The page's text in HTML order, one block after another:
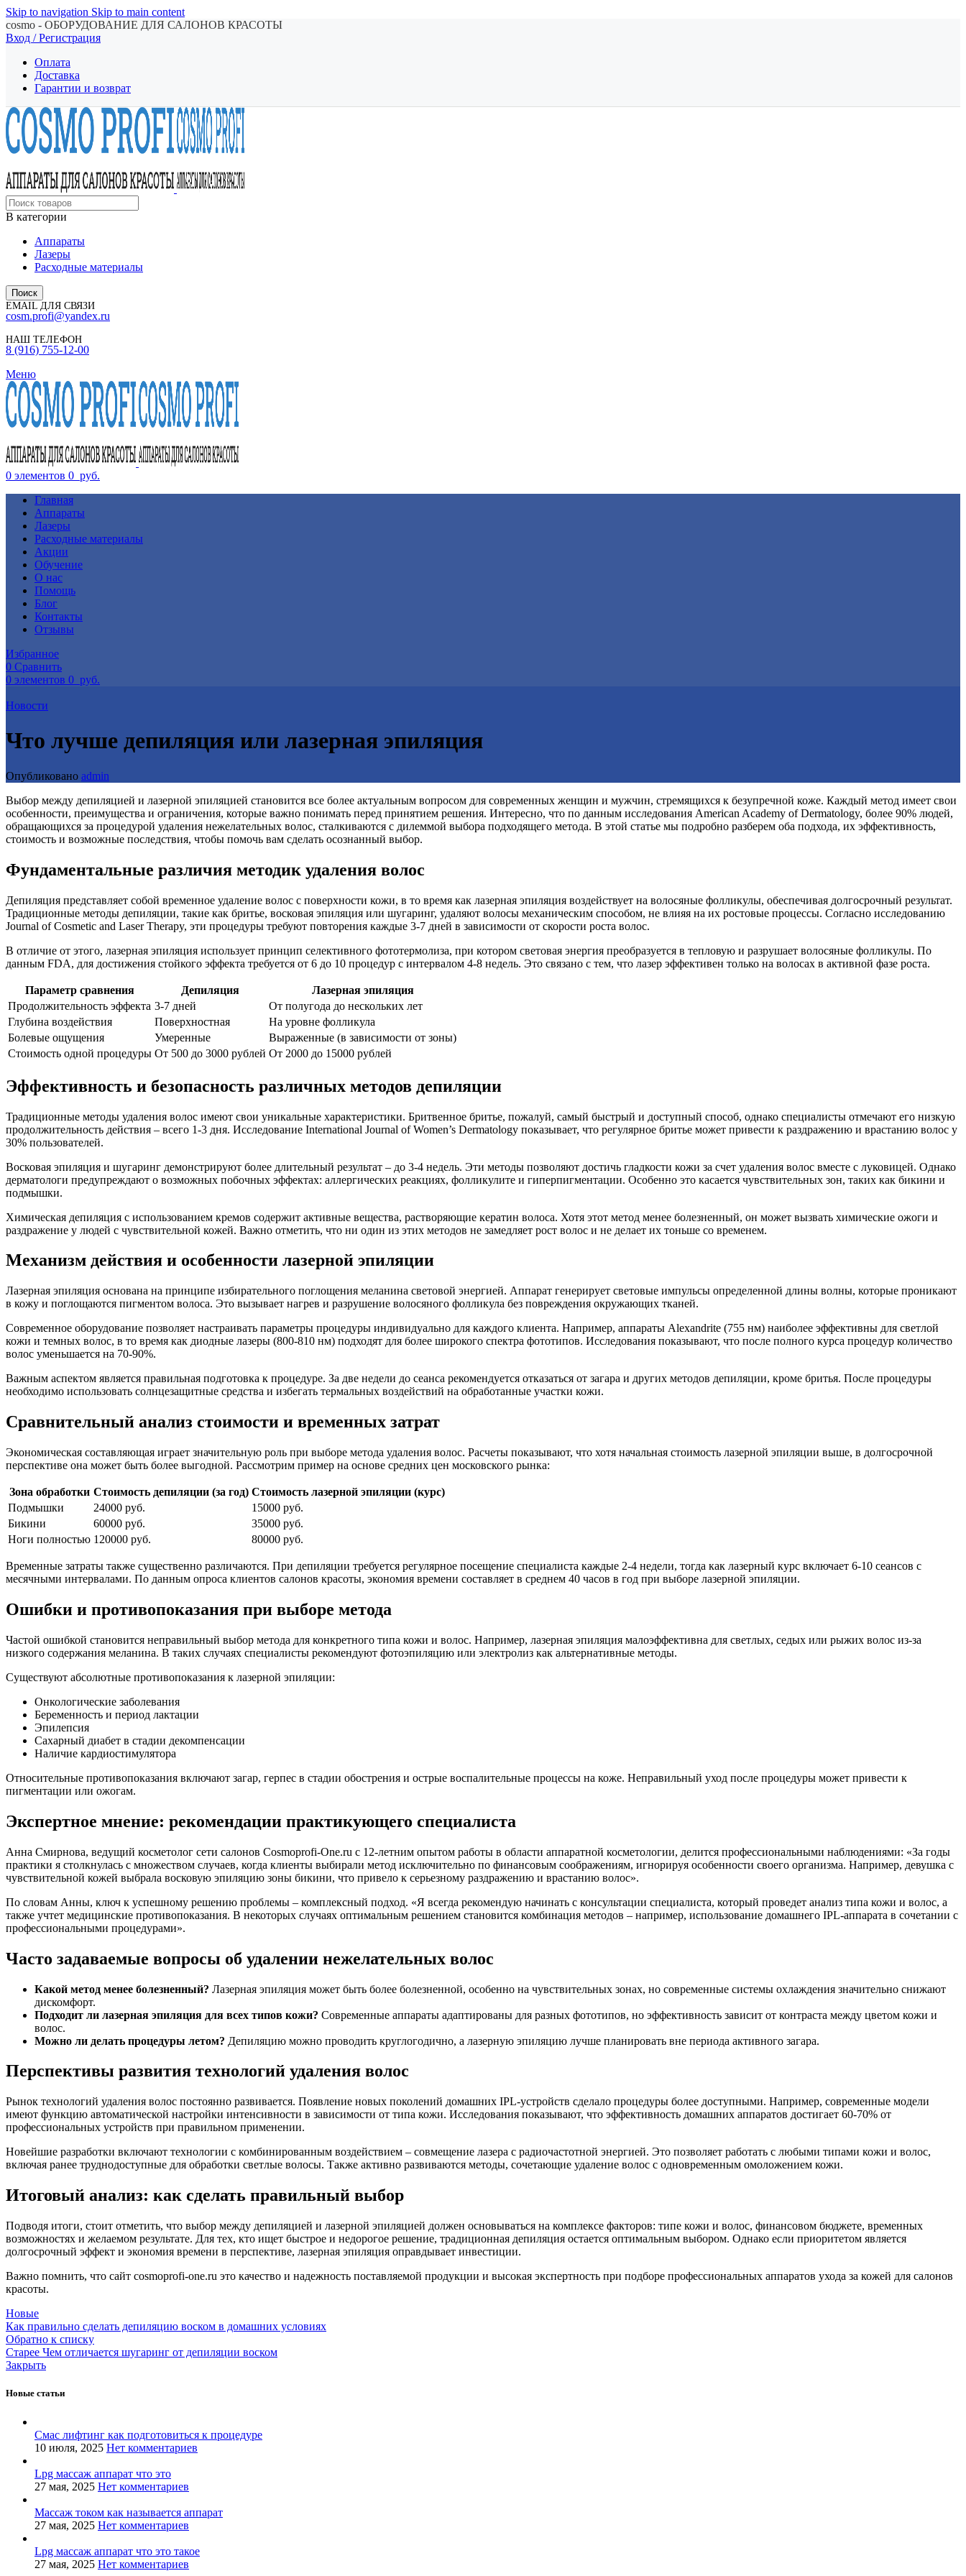
Skip to navigation Skip to main content
cosmo - ОБОРУДОВАНИЕ ДЛЯ САЛОНОВ КРАСОТЫ
Вход / Регистрация
Оплата
Доставка
Гарантии и возврат
В категории
Аппараты
Лазеры
Расходные материалы
Поиск
EMAIL ДЛЯ СВЯЗИ
cosm.profi@yandex.ru
НАШ ТЕЛЕФОН
8 (916) 755-12-00
Меню
0 элементов 0 руб.
Главная
Аппараты
Лазеры
Расходные материалы
Акции
Обучение
О нас
Помощь
Блог
Контакты
Отзывы
Избранное
0 Сравнить
0 элементов 0 руб.
Новости
Что лучше депиляция или лазерная эпиляция
Опубликовано admin
Выбор между депиляцией и лазерной эпиляцией становится все более актуальным вопросом для современных женщин и мужчин, стремящихся к безупречной коже. Каждый метод имеет свои
особенности, преимущества и ограничения, которые важно понимать перед принятием решения. Интересно, что по данным исследования American Academy of Dermatology, более 90% людей,
обращающихся за процедурой удаления нежелательных волос, сталкиваются с дилеммой выбора подходящего метода. В этой статье мы подробно разберем оба подхода, их эффективность,
стоимость и возможные последствия, чтобы помочь вам сделать осознанный выбор.
Фундаментальные различия методик удаления волос
Депиляция представляет собой временное удаление волос с поверхности кожи, в то время как лазерная эпиляция воздействует на волосяные фолликулы, обеспечивая долгосрочный результат.
Традиционные методы депиляции, такие как бритье, восковая эпиляция или шугаринг, удаляют волосы механическим способом, не влияя на их ростовые процессы. Согласно исследованию
Journal of Cosmetic and Laser Therapy, эти процедуры требуют повторения каждые 3-7 дней в зависимости от скорости роста волос.
В отличие от этого, лазерная эпиляция использует принцип селективного фототермолиза, при котором световая энергия преобразуется в тепловую и разрушает волосяные фолликулы. По
данным FDA, для достижения стойкого эффекта требуется от 6 до 10 процедур с интервалом 4-8 недель. Это связано с тем, что лазер эффективен только на волосах в активной фазе роста.
Параметр сравнения Депиляция
Лазерная эпиляция
Продолжительность эффекта 3-7 дней
От полугода до нескольких лет
Глубина воздействия
Поверхностная
На уровне фолликула
Болевые ощущения
Умеренные
Выраженные (в зависимости от зоны)
Стоимость одной процедуры От 500 до 3000 рублей От 2000 до 15000 рублей
Эффективность и безопасность различных методов депиляции
Традиционные методы удаления волос имеют свои уникальные характеристики. Бритвенное бритье, пожалуй, самый быстрый и доступный способ, однако специалисты отмечают его низкую
продолжительность действия – всего 1-3 дня. Исследование International Journal of Women’s Dermatology показывает, что регулярное бритье может привести к раздражению и врастанию волос у
30% пользователей.
Восковая эпиляция и шугаринг демонстрируют более длительный результат – до 3-4 недель. Эти методы позволяют достичь гладкости кожи за счет удаления волос вместе с луковицей. Однако
дерматологи предупреждают о возможных побочных эффектах: аллергических реакциях, фолликулите и гиперпигментации. Особенно это касается чувствительных зон, таких как бикини и
подмышки.
Химическая депиляция с использованием кремов содержит активные вещества, растворяющие кератин волоса. Хотя этот метод менее болезненный, он может вызвать химические ожоги и
раздражение у людей с чувствительной кожей. Важно отметить, что ни один из этих методов не замедляет рост волос и не делает их тоньше со временем.
Механизм действия и особенности лазерной эпиляции
Лазерная эпиляция основана на принципе избирательного поглощения меланина световой энергией. Аппарат генерирует световые импульсы определенной длины волны, которые проникают
в кожу и поглощаются пигментом волоса. Это вызывает нагрев и разрушение волосяного фолликула без повреждения окружающих тканей.
Современное оборудование позволяет настраивать параметры процедуры индивидуально для каждого клиента. Например, аппараты Alexandrite (755 нм) наиболее эффективны для светлой
кожи и темных волос, в то время как диодные лазеры (800-810 нм) подходят для более широкого спектра фототипов. Исследования показывают, что после полного курса процедур количество
волос уменьшается на 70-90%.
Важным аспектом является правильная подготовка к процедуре. За две недели до сеанса рекомендуется отказаться от загара и других методов депиляции, кроме бритья. После процедуры
необходимо использовать солнцезащитные средства и избегать термальных воздействий на обработанные участки кожи.
Сравнительный анализ стоимости и временных затрат
Экономическая составляющая играет значительную роль при выборе метода удаления волос. Расчеты показывают, что хотя начальная стоимость лазерной эпиляции выше, в долгосрочной
перспективе она может быть более выгодной. Рассмотрим пример на основе средних цен московского рынка:
Зона обработки Стоимость депиляции (за год) Стоимость лазерной эпиляции (курс)
Подмышки
24000 руб.
15000 руб.
Бикини
60000 руб.
35000 руб.
Ноги полностью 120000 руб. 80000 руб.
Временные затраты также существенно различаются. При депиляции требуется регулярное посещение специалиста каждые 2-4 недели, тогда как лазерный курс включает 6-10 сеансов с
месячными интервалами. По данным опроса клиентов салонов красоты, экономия времени составляет в среднем 40 часов в год при выборе лазерной эпиляции.
Ошибки и противопоказания при выборе метода
Частой ошибкой становится неправильный выбор метода для конкретного типа кожи и волос. Например, лазерная эпиляция малоэффективна для светлых, седых или рыжих волос из-за
низкого содержания меланина. В таких случаях специалисты рекомендуют фотоэпиляцию или электролиз как альтернативные методы.
Существуют абсолютные противопоказания к лазерной эпиляции:
Онкологические заболевания
Беременность и период лактации
Эпилепсия
Сахарный диабет в стадии декомпенсации
Наличие кардиостимулятора
Относительные противопоказания включают загар, герпес в стадии обострения и острые воспалительные процессы на коже. Неправильный уход после процедуры может привести к
пигментации или ожогам.
Экспертное мнение: рекомендации практикующего специалиста
Анна Смирнова, ведущий косметолог сети салонов Cosmoprofi-One.ru с 12-летним опытом работы в области аппаратной косметологии, делится профессиональными наблюдениями: «За годы
практики я столкнулась с множеством случаев, когда клиенты выбирали метод исключительно по финансовым соображениям, игнорируя особенности своего организма. Например, девушка с
чувствительной кожей выбрала восковую эпиляцию зоны бикини, что привело к серьезному раздражению и врастанию волос».
По словам Анны, ключ к успешному решению проблемы – комплексный подход. «Я всегда рекомендую начинать с консультации специалиста, который проведет анализ типа кожи и волос, а
также учтет медицинские противопоказания. В некоторых случаях оптимальным решением становится комбинация методов – например, использование домашнего IPL-аппарата в сочетании с
профессиональными процедурами».
Часто задаваемые вопросы об удалении нежелательных волос
Какой метод менее болезненный? Лазерная эпиляция может быть более болезненной, особенно на чувствительных зонах, но современные системы охлаждения значительно снижают
дискомфорт.
Подходит ли лазерная эпиляция для всех типов кожи? Современные аппараты адаптированы для разных фототипов, но эффективность зависит от контраста между цветом кожи и
волос.
Можно ли делать процедуры летом? Депиляцию можно проводить круглогодично, а лазерную эпиляцию лучше планировать вне периода активного загара.
Перспективы развития технологий удаления волос
Рынок технологий удаления волос постоянно развивается. Появление новых поколений домашних IPL-устройств сделало процедуры более доступными. Например, современные модели
имеют функцию автоматической настройки интенсивности в зависимости от типа кожи. Исследования показывают, что эффективность домашних аппаратов достигает 60-70% от
профессиональных устройств при правильном применении.
Новейшие разработки включают технологии с комбинированным воздействием – совмещение лазера с радиочастотной энергией. Это позволяет работать с любыми типами кожи и волос,
включая ранее труднодоступные для обработки светлые волосы. Также активно развиваются методы, сочетающие удаление волос с одновременным омоложением кожи.
Итоговый анализ: как сделать правильный выбор
Подводя итоги, стоит отметить, что выбор между депиляцией и лазерной эпиляцией должен основываться на комплексе факторов: типе кожи и волос, финансовом бюджете, временных
возможностях и желаемом результате. Для тех, кто ищет быстрое и недорогое решение, традиционная депиляция остается оптимальным выбором. Однако если приоритетом является
долгосрочный эффект и экономия времени в перспективе, лазерная эпиляция оправдывает инвестиции.
Важно помнить, что сайт cosmoprofi-one.ru это качество и надежность поставляемой продукции и высокая экспертность при подборе профессиональных аппаратов ухода за кожей для салонов
красоты.
Новые
Как правильно сделать депиляцию воском в домашних условиях
Обратно к списку
Старее Чем отличается шугаринг от депиляции воском
Закрыть
Новые статьи
Смас лифтинг как подготовиться к процедуре
10 июля, 2025 Нет комментариев
Lpg массаж аппарат что это
27 мая, 2025 Нет комментариев
Массаж током как называется аппарат
27 мая, 2025 Нет комментариев
Lpg массаж аппарат что это такое
27 мая, 2025 Нет комментариев